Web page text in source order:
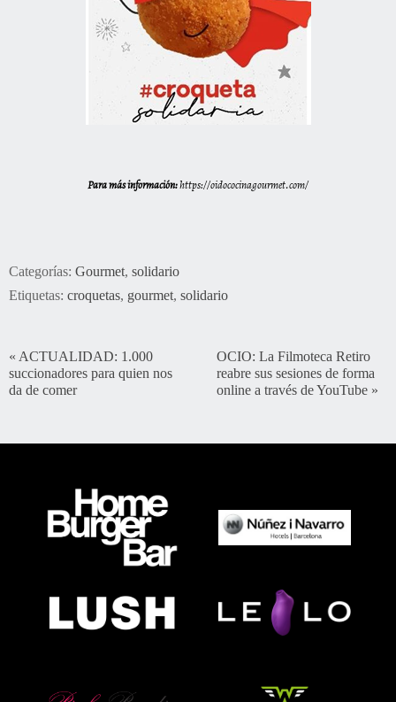
Para más información:https://oidococinagourmet.com/
Categorías: Gourmet, solidario
Etiquetas: croquetas, gourmet, solidario
« ACTUALIDAD: 1.000
succionadores para quien nos
da de comer
OCIO: La Filmoteca Retiro
reabre sus sesiones de forma
online a través de YouTube »